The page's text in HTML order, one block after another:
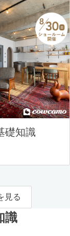
礎知識
見る
識